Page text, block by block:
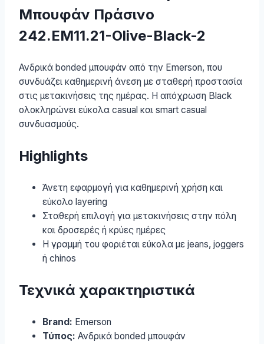
Μπουφάν Πράσινο
242.EM11.21-Olive-Black-2
Ανδρικά bonded μπουφάν από την Emerson, που
συνδυάζει καθημερινή άνεση με σταθερή προστασία
στις μετακινήσεις της ημέρας. Η απόχρωση Black
ολοκληρώνει εύκολα casual και smart casual
συνδυασμούς.
Highlights
Άνετη εφαρμογή για καθημερινή χρήση και
εύκολο layering
Σταθερή επιλογή για μετακινήσεις στην πόλη
και δροσερές ή κρύες ημέρες
Η γραμμή του φοριέται εύκολα με jeans, joggers
ή chinos
Τεχνικά χαρακτηριστικά
Brand: Emerson
Τύπος: Ανδρικά bonded μπουφάν